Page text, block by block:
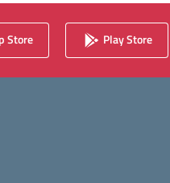
Store Play Store